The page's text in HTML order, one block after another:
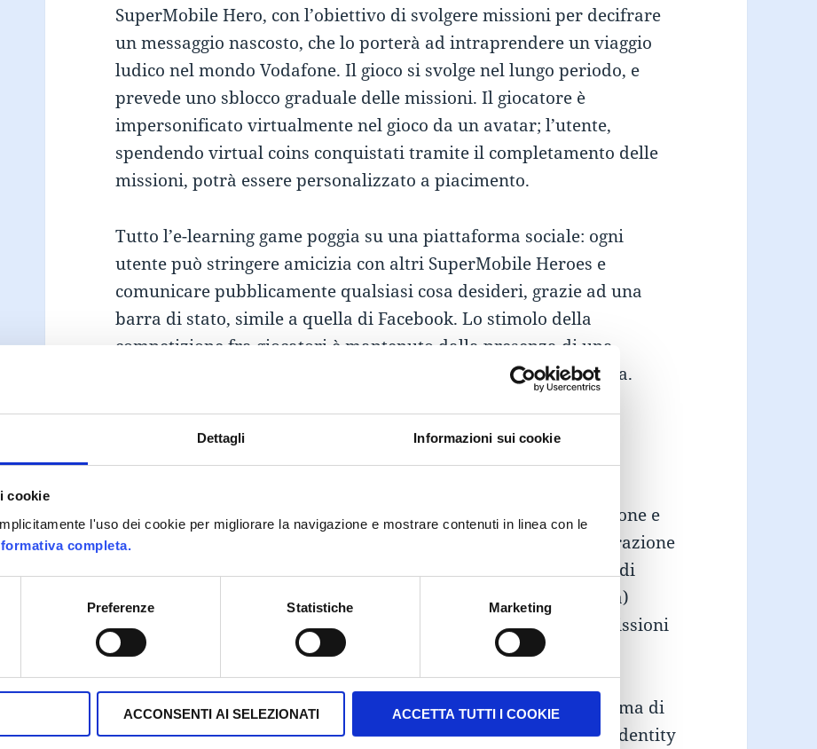
Dettagli Informazioni sui cookie
cookie
l'uso dei cookie per migliorare la navigazione e mostrare contenuti in linea con le
completa.
Preferenze Statistiche Marketing
ACCONSENTI AI SELEZIONATI ACCETTA TUTTI I COOKIE
SuperMobile Hero, con l’obiettivo di svolgere missioni per decifrare
un messaggio nascosto, che lo porterà ad intraprendere un viaggio
ludico nel mondo Vodafone. Il gioco si svolge nel lungo periodo, e
prevede uno sblocco graduale delle missioni. Il giocatore è
impersonificato virtualmente nel gioco da un avatar; l’utente,
spendendo virtual coins conquistati tramite il completamento delle
missioni, potrà essere personalizzato a piacimento.
Tutto l’e-learning game poggia su una piattaforma sociale: ogni
utente può stringere amicizia con altri SuperMobile Heroes e
comunicare pubblicamente qualsiasi cosa desideri, grazie ad una
barra di stato, simile a quella di Facebook. Lo stimolo della
competizione fra giocatori è mantenuto dalla presenza di una
leaderboard che indica i primi in classifica, e la classifica stessa.
Obiettivi strategici
Incrementare la dimestichezza dei dipendenti con gli Smartphone e
informare sulle potenzialità offerte dai devices di ultima generazione
(abbiamo creato momenti di gioco che includessero situazioni di
utilizzo reale degli smartphone, con un focus sulle funzionalità)
Migliorare l’ambiente lavorativo (attraverso la creazione di missioni
strategicamente concepite per divertire, coinvolgere e far
socializzare)
Migliorare l’immagine Vodafone (sfruttando un avanzato sistema di
storytelling che mantenesse costante la presenza della Brand Identity